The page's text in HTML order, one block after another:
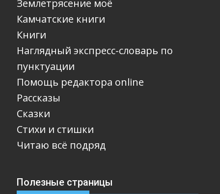
Землетрясение моё
Камчатские книги
Книги
Наглядный экспресс-словарь по
пунктуации
Помощь редактора online
Рассказы
Сказки
Стихи и стишки
Читаю всё подряд
Полезные страницы